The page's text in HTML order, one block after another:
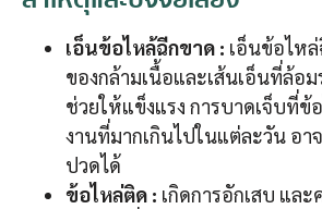
เอ็นข้อไหล้ฉีกขาด : เอ็นข้อไห
ของกล้ามเนื้อและเส้นเอ็นที่ล้อ
ช่วยให้แข็งแรง การบาดเจ็บที่ข้
งานที่มากเกินไปในแต่ละวัน อา
ปวดได้
ข้อไหล่ติด : เกิดการอักเสบ แล